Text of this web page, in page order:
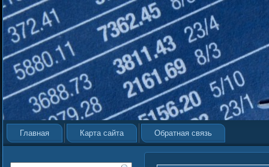
Главная Карта сайта Обратная связь